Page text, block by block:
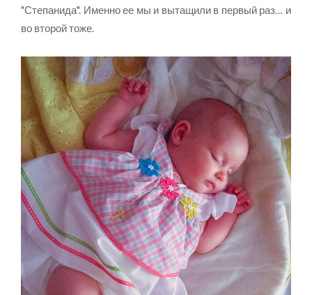
"Степанида". Именно ее мы и вытащили в первый раз… и
во второй тоже.